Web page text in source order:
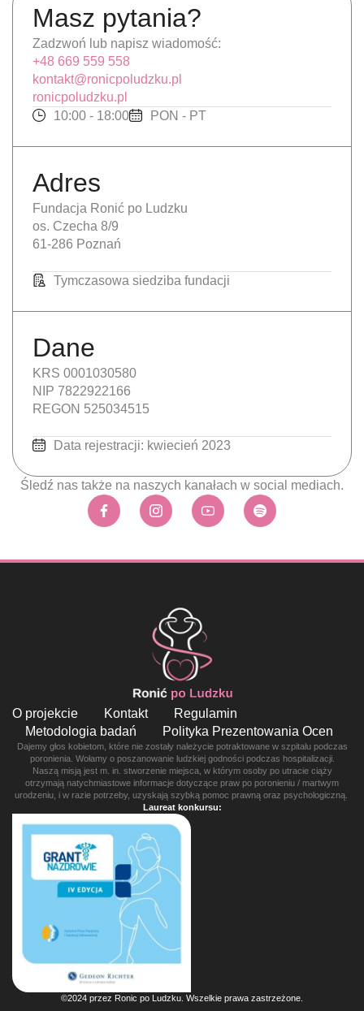
Masz pytania?
Zadzwoń lub napisz wiadomość:
+48 669 559 558
kontakt@ronicpoludzku.pl
ronicpoludzku.pl
10:00 - 18:00
PON - PT
Adres
Fundacja Ronić po Ludzku
os. Czecha 8/9
61-286 Poznań
Tymczasowa siedziba fundacji
Dane
KRS 0001030580
NIP 7822922166
REGON 525034515
Data rejestracji: kwiecień 2023
Śledź nas także na naszych kanałach w social mediach.
O projekcie Kontakt
Regulamin
Metodologia badań
Polityka Prezentowania Ocen
Dajemy głos kobietom, które nie zostały należycie potraktowane w szpitalu podczas
poronienia. Wołamy o poszanowanie ludzkiej godności podczas hospitalizacji.
Naszą misją jest m. in. stworzenie miejsca, w którym osoby po utracie ciąży
otrzymają natychmiastowe informacje dotyczące praw po poronieniu / martwym
urodzeniu, i w razie potrzeby, uzyskają szybką pomoc prawną oraz psychologiczną.
Laureat konkursu:
©2024 przez Ronic po Ludzku. Wszelkie prawa zastrzeżone.